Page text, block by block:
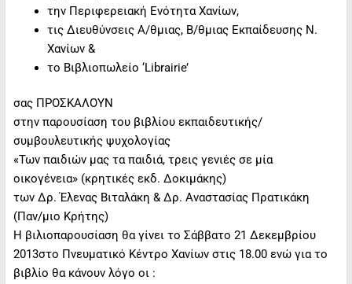
την Περιφερειακή Ενότητα Χανίων,
τις Διευθύνσεις Α/θμιας, Β/θμιας Εκπαίδευσης Ν.
Χανίων &
το Βιβλιοπωλείο ‘Librairie’
σας ΠΡΟΣΚΑΛΟΥΝ
στην παρουσίαση του βιβλίου εκπαιδευτικής/
συμβουλευτικής ψυχολογίας
«Των παιδιών μας τα παιδιά, τρεις γενιές σε μία
οικογένεια» (κρητικές εκδ. Δοκιμάκης)
των Δρ. Έλενας Βιταλάκη & Δρ. Αναστασίας Πρατικάκη
(Παν/μιο Κρήτης)
Η βιλιοπαρουσίαση θα γίνει το Σάββατο 21 Δεκεμβρίου
2013στο Πνευματικό Κέντρο Χανίων στις 18.00 ενώ για το
βιβλίο θα κάνουν λόγο οι :